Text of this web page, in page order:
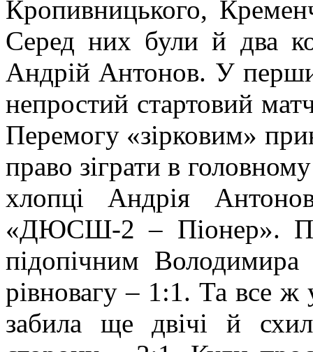
Кропивницького,
Серед них були й два
Андрій Антонов. У
непростий стартовий
Перемогу «зірковим»
право зіграти в
хлопці Андрія
«ДЮСШ-2 – Піонер».
підопічним Володимира
рівновагу – 1:1. Та все ж
забила ще двічі й